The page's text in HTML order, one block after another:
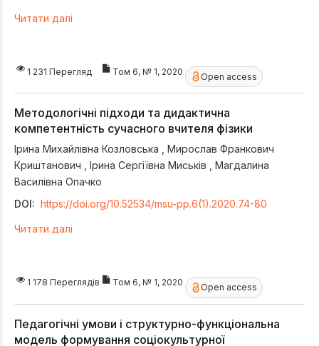
Читати далі
1 231 Перегляд Том 6, № 1, 2020 Open access
Методологічні підходи та дидактична
компетентність сучасного вчителя фізики
Ірина Михайлівна Козловська
Мирослав Франкович
Криштанович
Ірина Сергіївна Миськів
Магдалина
Василівна Опачко
DOI: https://doi.org/10.52534/msu-pp.6(1).2020.74-80
Читати далі
1 178 Переглядів Том 6, № 1, 2020 Open access
Педагогічні умови і структурно-функціональна
модель формування соціокультурної